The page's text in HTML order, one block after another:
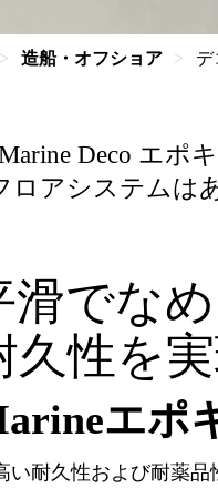
造船・オフショア デ
Deco エポ
ロアシステムは
滑でな
久性を
エポ
い耐久性および耐薬